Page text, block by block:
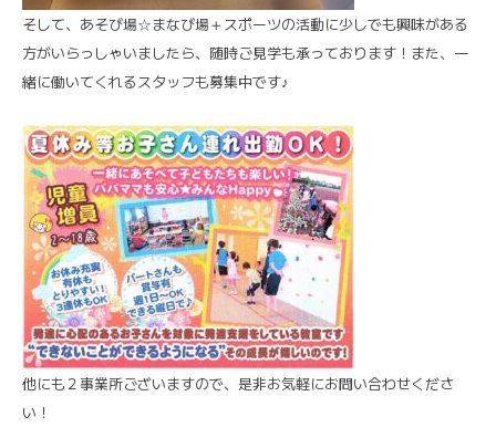
そして、あそび場☆まなび場＋スポーツの活動に少しでも興味がある
方がいらっしゃいましたら、随時ご見学も承っております！また、一
緒に働いてくれるスタッフも募集中です♪
他にも２事業所ございますので、是非お気軽にお問い合わせくださ
い！